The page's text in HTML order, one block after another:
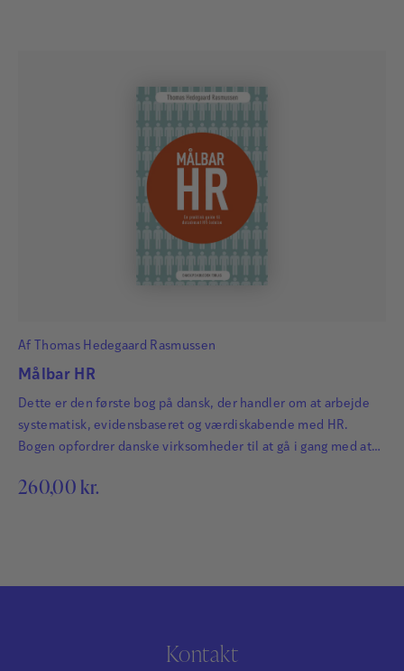
Af Thomas Hedegaard Rasmussen
Målbar HR
Dette er den første bog på dansk, der handler om at arbejde
systematisk, evidensbaseret og værdiskabende med HR.
Bogen opfordrer danske virksomheder til at gå i gang med at
kvalificerede HR-beslutninger. Bogens 10 cases viser, hvordan
260,00 kr.
Kontakt